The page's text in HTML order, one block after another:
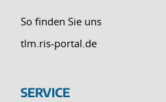
So finden Sie uns
tlm.ris-portal.de
SERVICE